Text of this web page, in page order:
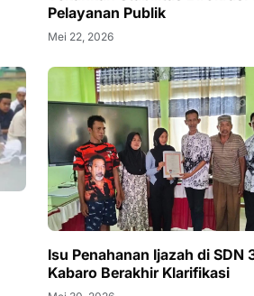
Pelayanan Publik
Mei 22, 2026
Isu Penahanan Ijazah di SDN
Kabaro Berakhir Klarifikasi